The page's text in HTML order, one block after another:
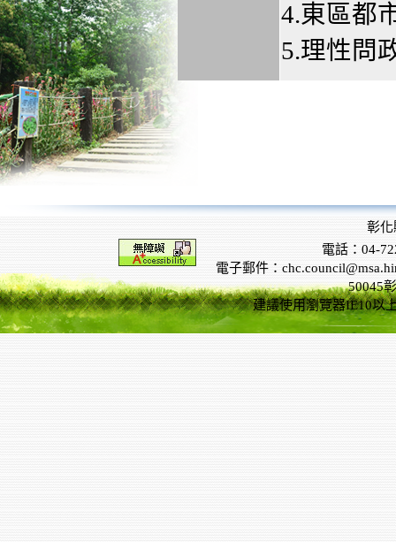
4.東區都
5.理性問
彰化
電話：04-
電子郵件：
50045
建議使用瀏覽器IE10以